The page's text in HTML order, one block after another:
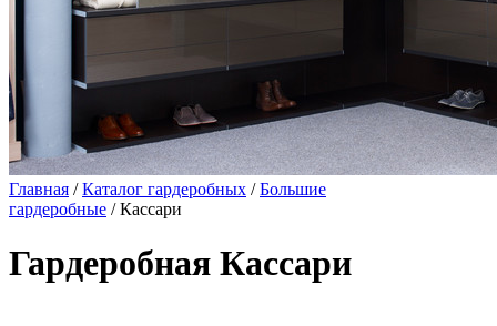
Главная /Каталог гардеробных /Большие
гардеробные / Кассари
Гардеробная Кассари